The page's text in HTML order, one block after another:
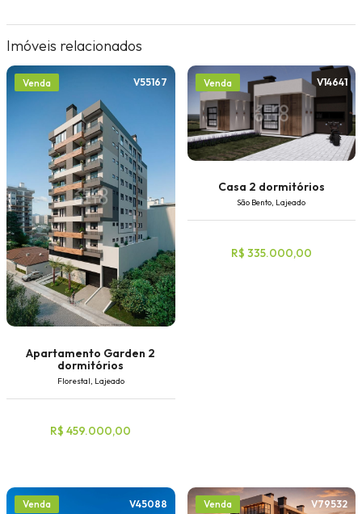
Imóveis relacionados
Venda V55167
Apartamento Garden 2
dormitórios
Florestal, Lajeado
R$ 459.000,00
Venda V14641
Casa 2 dormitórios
São Bento, Lajeado
R$ 335.000,00
Venda V45088 Venda V79532